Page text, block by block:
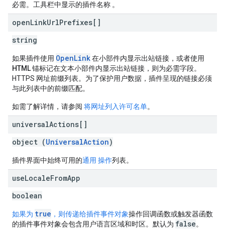
必需。 工具栏中显示的插件名称 。
openLinkUrlPrefixes[]
string
如果插件使用 OpenLink在小部件内显示出站链接，或者使用
HTML 锚标记在文本小部件内显示出站链接，则为必需字段。
HTTPS 网址前缀列表。为了保护用户数据，插件呈现的链接必须
与此列表中的前缀匹配。
如需了解详情，请参阅 将网址列入许可名单。
universalActions[]
object (UniversalAction)
插件界面中始终可用的通用 操作列表。
useLocaleFromApp
boolean
如果为 true ，则传递给插件事件对象操作回调函数或触发器函数
的插件事件对象会包含用户语言区域和时区。默认为 false。